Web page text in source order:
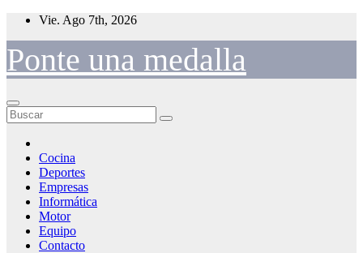
Saltar
contenido
Vie. Ago 7th, 2026
Ponte una medalla
Cocina
Deportes
Empresas
Informática
Motor
Equipo
Contacto